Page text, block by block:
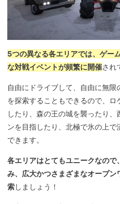
5つの異なる各エリアでは、ゲー
な対戦イベントが頻繁に開催され
自由にドライブして、自由に無
を探索することもできるので、
したり、森の王の城を襲ったり
ンを目指したり、北極で氷の上で
できます。
各エリアはとてもユニークなので
み、広大かつさまざまなオープ
索しましょう！